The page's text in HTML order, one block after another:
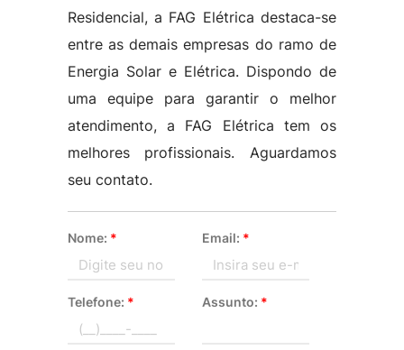
Residencial, a FAG Elétrica destaca-se
entre as demais empresas do ramo de
Energia Solar e Elétrica. Dispondo de
uma equipe para garantir o melhor
atendimento, a FAG Elétrica tem os
melhores profissionais. Aguardamos
seu contato.
Nome: * Email: *
Telefone: * Assunto: *